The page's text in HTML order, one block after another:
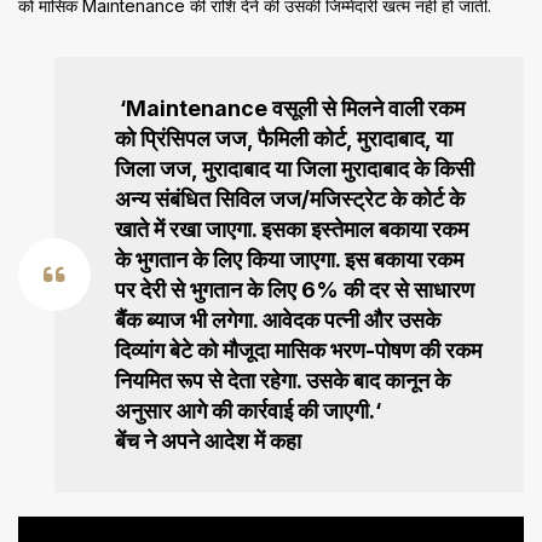
को मासिक Maintenance की राशि देने की उसकी जिम्मेदारी खत्म नहीं हो जाती.
‘Maintenance वसूली से मिलने वाली रकम
को प्रिंसिपल जज, फैमिली कोर्ट, मुरादाबाद, या
जिला जज, मुरादाबाद या जिला मुरादाबाद के किसी
अन्य संबंधित सिविल जज/मजिस्ट्रेट के कोर्ट के
खाते में रखा जाएगा. इसका इस्तेमाल बकाया रकम
के भुगतान के लिए किया जाएगा. इस बकाया रकम
पर देरी से भुगतान के लिए 6% की दर से साधारण
बैंक ब्याज भी लगेगा. आवेदक पत्नी और उसके
दिव्यांग बेटे को मौजूदा मासिक भरण-पोषण की रकम
नियमित रूप से देता रहेगा. उसके बाद कानून के
अनुसार आगे की कार्रवाई की जाएगी.‘
बेंच ने अपने आदेश में कहा